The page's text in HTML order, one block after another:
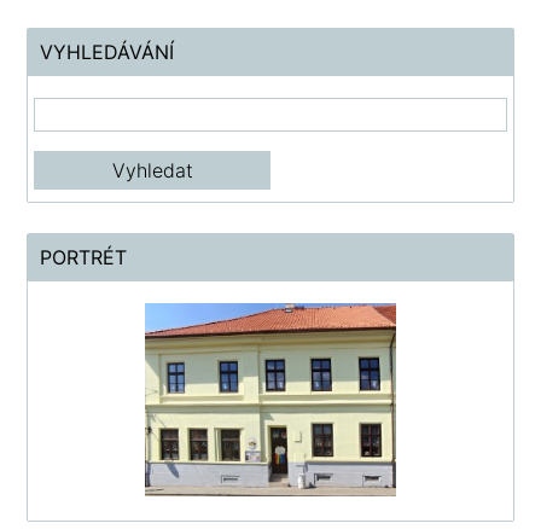
VYHLEDÁVÁNÍ
PORTRÉT